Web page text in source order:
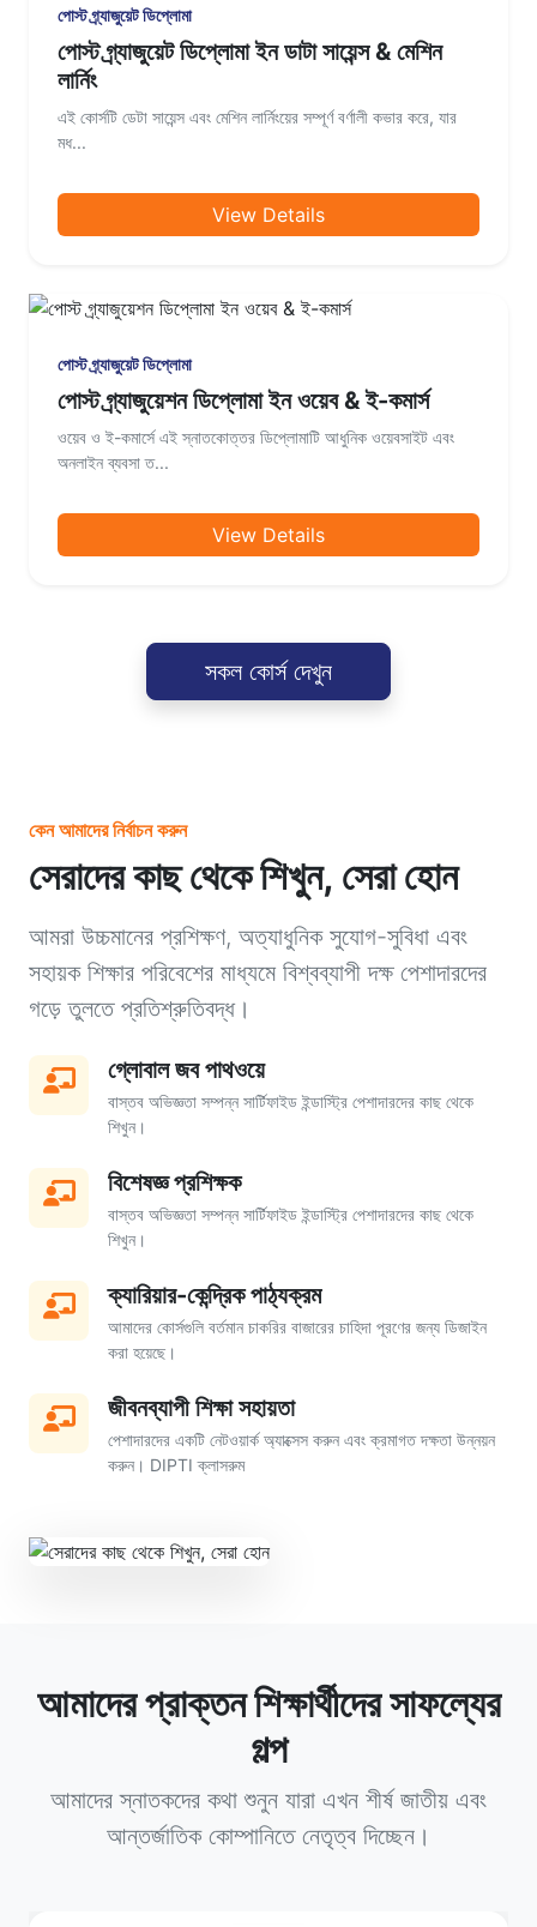
পোস্ট গ্র্যাজুয়েট ডিপ্লোমা
পোস্ট গ্র্যাজুয়েট ডিপ্লোমা ইন ডাটা সায়েন্স & মেশিন
লার্নিং
এই কোর্সটি ডেটা সায়েন্স এবং মেশিন লার্নিংয়ের সম্পূর্ণ বর্ণালী কভার করে, যার
মধ...
View Details
পোস্ট গ্র্যাজুয়েট ডিপ্লোমা
পোস্ট গ্র্যাজুয়েশন ডিপ্লোমা ইন ওয়েব & ই-কমার্স
ওয়েব ও ই-কমার্সে এই স্নাতকোত্তর ডিপ্লোমাটি আধুনিক ওয়েবসাইট এবং
অনলাইন ব্যবসা ত...
View Details
সকল কোর্স দেখুন
কেন আমাদের নির্বাচন করুন
সেরাদের কাছ থেকে শিখুন, সেরা হোন
আমরা উচ্চমানের প্রশিক্ষণ, অত্যাধুনিক সুযোগ-সুবিধা এবং
সহায়ক শিক্ষার পরিবেশের মাধ্যমে বিশ্বব্যাপী দক্ষ পেশাদারদের
গড়ে তুলতে প্রতিশ্রুতিবদ্ধ।
গ্লোবাল জব পাথওয়ে
বাস্তব অভিজ্ঞতা সম্পন্ন সার্টিফাইড ইন্ডাস্ট্রি পেশাদারদের কাছ থেকে
শিখুন।
বিশেষজ্ঞ প্রশিক্ষক
বাস্তব অভিজ্ঞতা সম্পন্ন সার্টিফাইড ইন্ডাস্ট্রি পেশাদারদের কাছ থেকে
শিখুন।
ক্যারিয়ার-কেন্দ্রিক পাঠ্যক্রম
আমাদের কোর্সগুলি বর্তমান চাকরির বাজারের চাহিদা পূরণের জন্য ডিজাইন
করা হয়েছে।
জীবনব্যাপী শিক্ষা সহায়তা
পেশাদারদের একটি নেটওয়ার্ক অ্যাক্সেস করুন এবং ক্রমাগত দক্ষতা উন্নয়ন
করুন। DIPTI ক্লাসরুম
আমাদের প্রাক্তন শিক্ষার্থীদের সাফল্যের
গল্প
আমাদের স্নাতকদের কথা শুনুন যারা এখন শীর্ষ জাতীয় এবং
আন্তর্জাতিক কোম্পানিতে নেতৃত্ব দিচ্ছেন।